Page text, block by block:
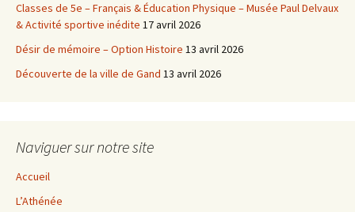
Classes de 5e – Français & Éducation Physique – Musée Paul Delvaux
& Activité sportive inédite 17 avril 2026
Désir de mémoire – Option Histoire 13 avril 2026
Découverte de la ville de Gand 13 avril 2026
Naviguer sur notre site
Accueil
L’Athénée